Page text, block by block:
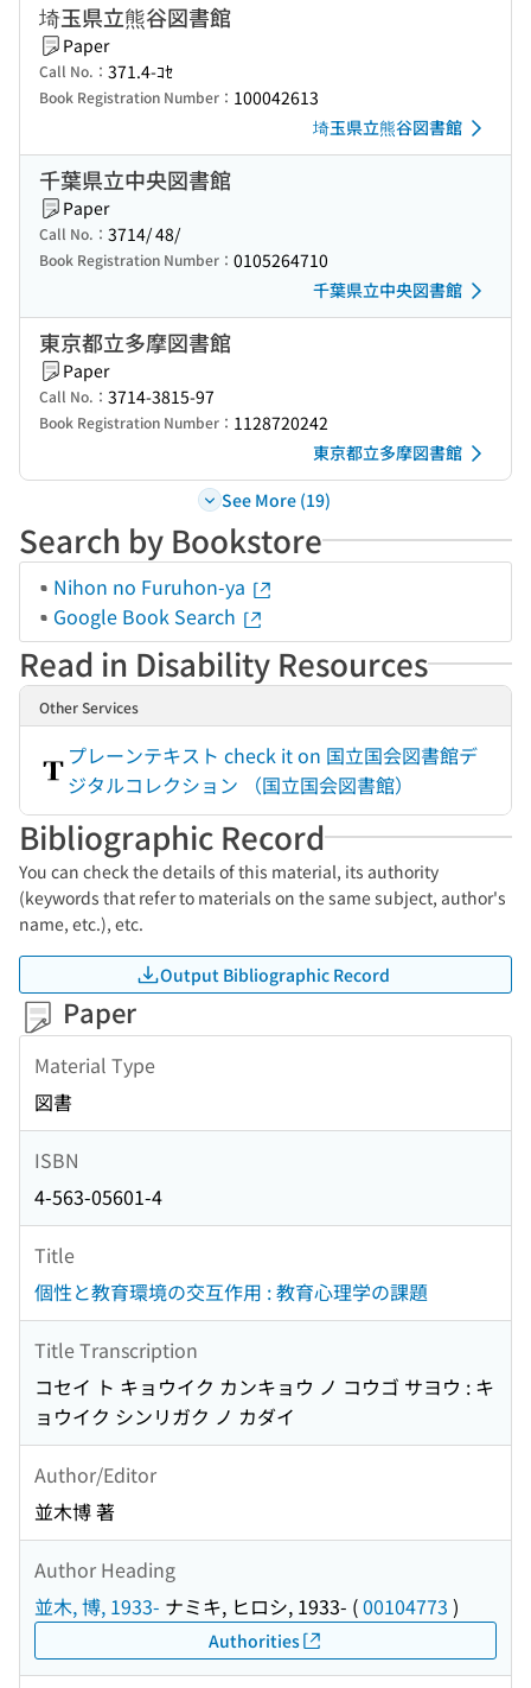
埼玉県立熊谷図書館
Paper
Call No.： 371.4-ｺｾ
Book Registration Number： 100042613
埼玉県立熊谷図書館
千葉県立中央図書館
Paper
Call No.： 3714/ 48/
Book Registration Number： 0105264710
千葉県立中央図書館
東京都立多摩図書館
Paper
Call No.： 3714-3815-97
Book Registration Number： 1128720242
東京都立多摩図書館
See More (19)
Search by Bookstore
Nihon no Furuhon-ya
Google Book Search
Read in Disability Resources
Other Services
プレーンテキスト check it on 国立国会図書館デ
ジタルコレクション （国立国会図書館）
Bibliographic Record
You can check the details of this material, its authority
(keywords that refer to materials on the same subject, author's
name, etc.), etc.
Output Bibliographic Record
Paper
Material Type
図書
ISBN
4-563-05601-4
Title
個性と教育環境の交互作用 : 教育心理学の課題
Title Transcription
コセイ ト キョウイク カンキョウ ノ コウゴ サヨウ : キ
ョウイク シンリガク ノ カダイ
Author/Editor
並木博 著
Author Heading
並木, 博, 1933- ナミキ, ヒロシ, 1933- (00104773 )
Authorities